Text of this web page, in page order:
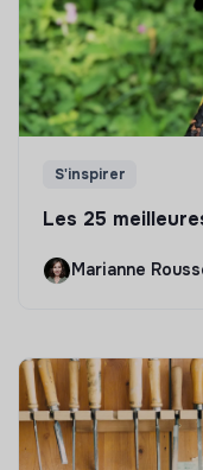
S'inspirer
Les 25
Marianne